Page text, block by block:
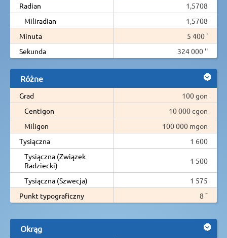
Radian
1,5708
Miliradian
1,5708
Minuta
5 400 '
Sekunda
324 000 ''
Różne
Grad
100 gon
Centigon
10 000 cgon
Miligon
100 000 mgon
Tysiączna
1 600
Tysiączna (Związek
Radziecki)
1 500
Tysiączna (Szwecja)
1 575
Punkt typograficzny
8 ¯
Okrąg